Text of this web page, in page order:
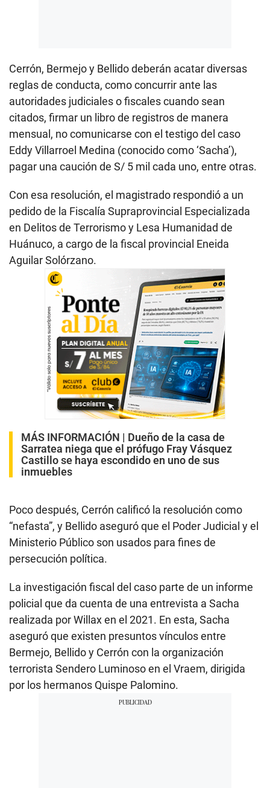
Cerrón, Bermejo y Bellido deberán acatar diversas
reglas de conducta, como concurrir ante las
autoridades judiciales o fiscales cuando sean
citados, firmar un libro de registros de manera
mensual, no comunicarse con el testigo del caso
Eddy Villarroel Medina (conocido como ‘Sacha’),
pagar una caución de S/ 5 mil cada uno, entre otras.
Con esa resolución, el magistrado respondió a un
pedido de la Fiscalía Supraprovincial Especializada
en Delitos de Terrorismo y Lesa Humanidad de
Huánuco, a cargo de la fiscal provincial Eneida
Aguilar Solórzano.
MÁS INFORMACIÓN | Dueño de la casa de
Sarratea niega que el prófugo Fray Vásquez
Castillo se haya escondido en uno de sus
inmuebles
Poco después, Cerrón calificó la resolución como
“nefasta”, y Bellido aseguró que el Poder Judicial y el
Ministerio Público son usados para fines de
persecución política.
La investigación fiscal del caso parte de un informe
policial que da cuenta de una entrevista a Sacha
realizada por Willax en el 2021. En esta, Sacha
aseguró que existen presuntos vínculos entre
Bermejo, Bellido y Cerrón con la organización
terrorista Sendero Luminoso en el Vraem, dirigida
por los hermanos Quispe Palomino.